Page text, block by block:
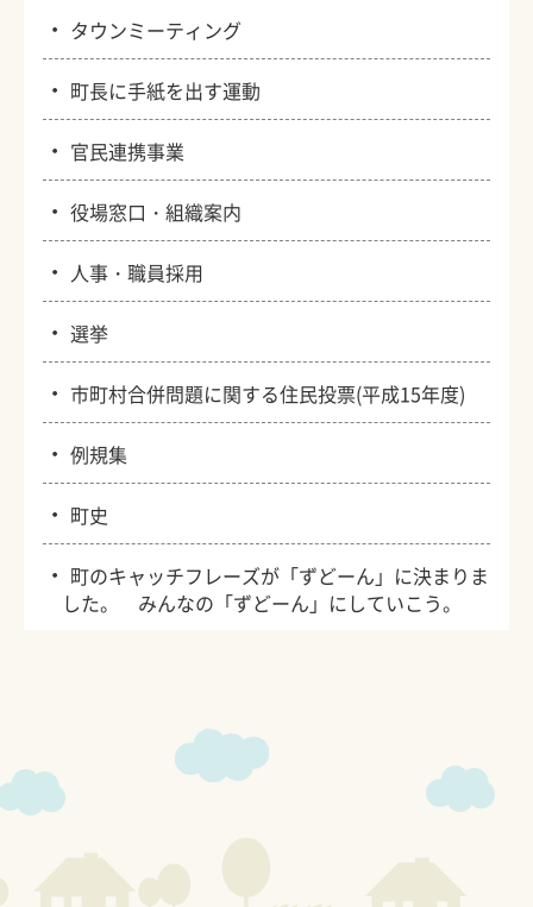
・ タウンミーティング
・ 町長に手紙を出す運動
・ 官民連携事業
・役場窓口・組織案内
・ 人事・職員採用
・選挙
・市町村合併問題に関する住民投票(平成15年度)
・例規集
・ 町史
・ 町のキャッチフレーズが「ずどーん」に決まりま
した。 みんなの「ずどーん」にしていこう。